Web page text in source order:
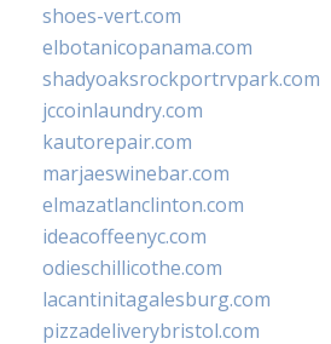
shoes-vert.com
elbotanicopanama.com
shadyoaksrockportrvpark.com
jccoinlaundry.com
kautorepair.com
marjaeswinebar.com
elmazatlanclinton.com
ideacoffeenyc.com
odieschillicothe.com
lacantinitagalesburg.com
pizzadeliverybristol.com